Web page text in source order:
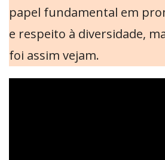
papel fundamental em
e respeito à diversidade,
foi assim vejam.